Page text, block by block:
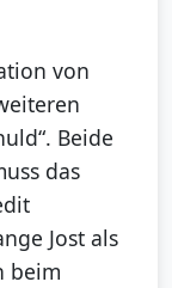
von
Beide
das
Jost als
beim